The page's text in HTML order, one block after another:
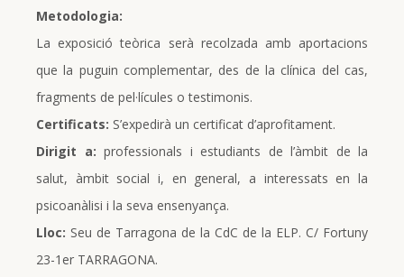
Metodologia:
La exposició teòrica serà recolzada amb aportacions
que la puguin complementar, des de la clínica del cas,
fragments de pel·lícules o testimonis.
Certificats: S’expedirà un certificat d’aprofitament.
Dirigit a: professionals i estudiants de l’àmbit de la
salut, àmbit social i, en general, a interessats en la
psicoanàlisi i la seva ensenyança.
Lloc: Seu de Tarragona de la CdC de la ELP. C/ Fortuny
23-1er TARRAGONA.